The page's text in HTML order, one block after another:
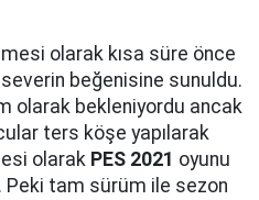
olarak kısa süre önce
beğenisine sunuldu.
olarak bekleniyordu ancak
ters köşe yapılarak
olarak PES 2021 oyunu
Peki tam sürüm ile sezon